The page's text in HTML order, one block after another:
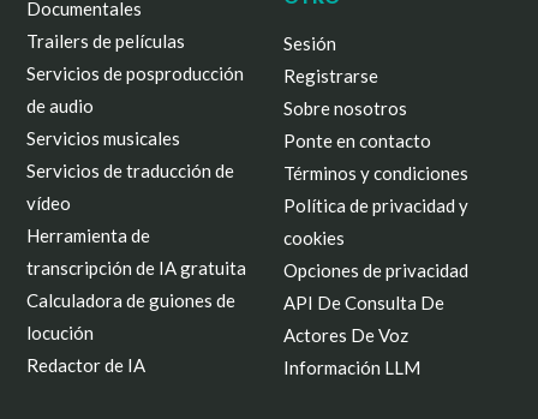
Documentales
Trailers de películas
Servicios de posproducción
de audio
Servicios musicales
Servicios de traducción de
vídeo
Herramienta de
transcripción de IA gratuita
Calculadora de guiones de
locución
Redactor de IA
Sesión
Registrarse
Sobre nosotros
Ponte en contacto
Términos y condiciones
Política de privacidad y
cookies
Opciones de privacidad
API De Consulta De
Actores De Voz
Información LLM